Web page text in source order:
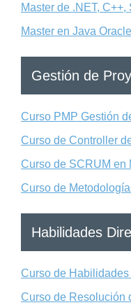
Master de .NET, C++,
Master en Java Oracle
Gestión de
Curso PMP Gestión
Curso de Controller
Curso de SCRUM en
Curso de
Habilidades
Curso de
Curso de Resolución